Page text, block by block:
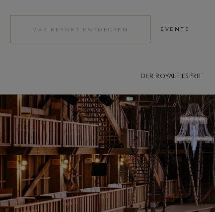
DAS RESORT ENTDECKEN EVENTS
DER ROYALE ESPRIT